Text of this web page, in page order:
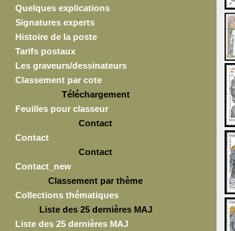
Quelques explications
Signatures experts
Histoire de la poste
Tarifs postaux
Les graveurs/dessinateurs
Classement par cote
Téléchargement
Feuilles pour classeur
Contact
Contact
Contact
Contact_new
Classement par thème
Collections thématiques
Liste des 25 dernières MAJ
Liste des 25 dernières MAJ